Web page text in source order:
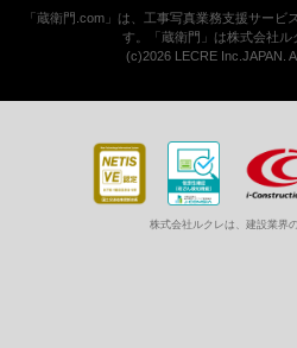
「蔵衛門.com」は、工事写真業務支援サー
す。「蔵衛門」は株式会社ル
(c)2026 LECRE Inc.JAPAN.
株式会社ルクレは、建設業界